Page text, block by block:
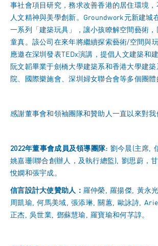
事社會項目研究，務求改善香港的居住環境
人文精神與美學創新。Groundwork元新建城
一系列「建築玩具」，讓小孩瞭解空間藝術
童真。該公司在來年將繼續探索藝術/空間與
應邀在深圳發表TEDx演講，提倡人文建築和
阮文韜畢業于劍橋大學建築系和香港大學建
院、國際樂施會、深圳婦女聯合會等多個團體
感謝董事會和領袖團隊和贊助人一直以來對我
2022年董事會成員及領導團隊: 劉今晨(主席,
姚嘉珊(聯合創辦人，及執行總監), 劉思蔚，
悅嫻和張宇成。
信言設計大使贊助人 ： 羅仲榮, 羅揚傑, 黃永
周凱瑜, 何馬美域, 張添琳, 關蕙, 歐詠詩,
正杰, 吳世業, 鄧蘇慧瑜, 羅寶瑜和何芓諄。